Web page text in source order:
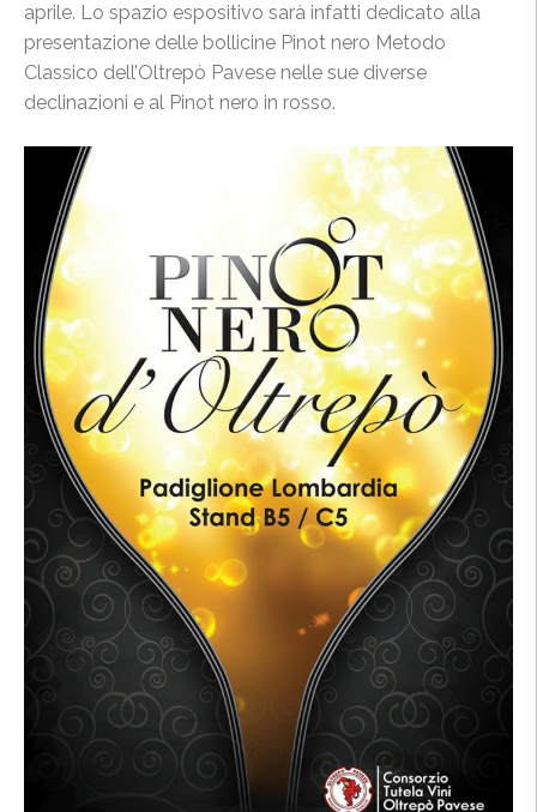
aprile. Lo spazio espositivo sarà infatti dedicato alla
presentazione delle bollicine Pinot nero Metodo
Classico dell’Oltrepò Pavese nelle sue diverse
declinazioni e al Pinot nero in rosso.